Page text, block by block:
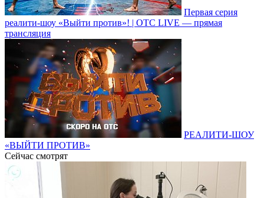
Первая серия
реалити-шоу «Выйти против»! | ОТС LIVE — прямая
трансляция
РЕАЛИТИ-ШОУ
«ВЫЙТИ ПРОТИВ»
Сейчас смотрят